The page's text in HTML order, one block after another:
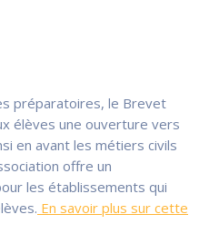
préparatoires, le Brevet
élèves une ouverture vers
en avant les métiers civils
offre un
les établissements qui
En savoir plus sur cette